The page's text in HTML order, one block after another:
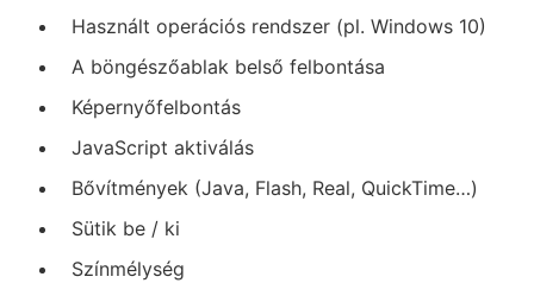
Használt operációs rendszer (pl. Windows 10)
A böngészőablak belső felbontása
Képernyőfelbontás
JavaScript aktiválás
Bővítmények (Java, Flash, Real, QuickTime…)
Sütik be / ki
Színmélység